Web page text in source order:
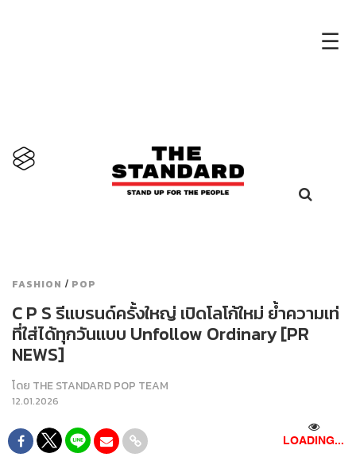
☰
FASHION / POP
C P S รีแบรนด์ครั้งใหญ่ เปิดโลโก้ใหม่ ย้ำความเท่
ที่ใส่ได้ทุกวันแบบ Unfollow Ordinary [PR
NEWS]
โดย THE STANDARD POP TEAM
12.01.2026
LOADING...